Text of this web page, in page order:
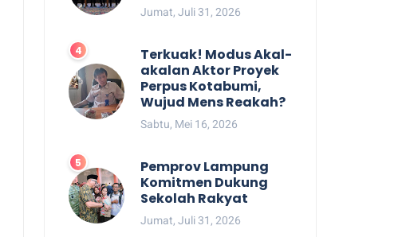
Jumat, Juli 31, 2026
Terkuak! Modus Akal-
akalan Aktor Proyek
Perpus Kotabumi,
Wujud Mens Reakah?
Sabtu, Mei 16, 2026
Pemprov Lampung
Komitmen Dukung
Sekolah Rakyat
Jumat, Juli 31, 2026